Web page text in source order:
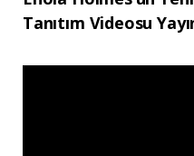
Tanıtım Videosu